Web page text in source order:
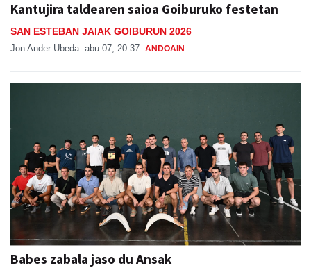
Kantujira taldearen saioa Goiburuko festetan
SAN ESTEBAN JAIAK GOIBURUN 2026
Jon Ander Ubeda abu 07, 20:37 ANDOAIN
Babes zabala jaso du Ansak